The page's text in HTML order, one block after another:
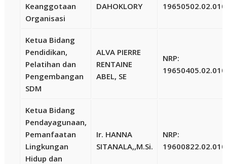
Keanggotaan
Organisasi
DAHOKLORY
Ketua Bidang
Pendidikan,
Pelatihan dan
Pengembangan
SDM
ALVA PIERRE
RENTAINE
ABEL, SE
NRP:
Ketua Bidang
Pendayagunaan,
Pemanfaatan
Lingkungan
Hidup dan
Ir. HANNA
SITANALA,,M.Si.
NRP: